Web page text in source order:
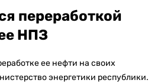
переработкой
НПЗ
ее нефти на своих
энергетики республики.